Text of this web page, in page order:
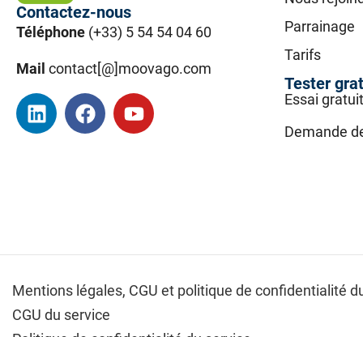
Contactez-nous
Téléphone (+33) 5 54 54 04 60
Mail contact[@]moovago.com
Parrainage
Tarifs
Tester
Essai gratuit
Demande
Mentions légales, CGU et politique de confidentialité
CGU du service